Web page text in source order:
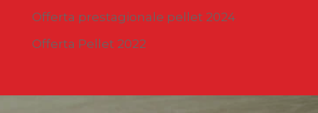
Offerta prestagionale pellet 2024
Offerta Pellet 2022